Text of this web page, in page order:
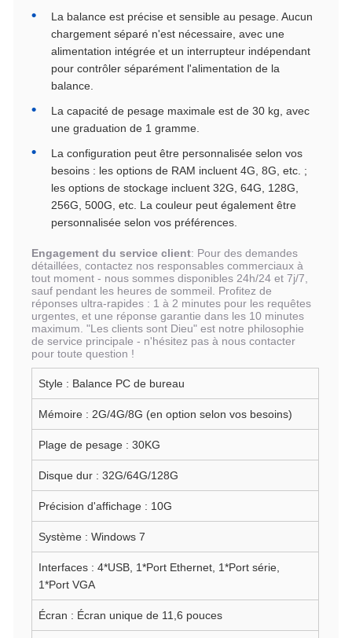
La balance est précise et sensible au pesage. Aucun
chargement séparé n'est nécessaire, avec une
alimentation intégrée et un interrupteur indépendant
pour contrôler séparément l'alimentation de la
balance.
La capacité de pesage maximale est de 30 kg, avec
une graduation de 1 gramme.
La configuration peut être personnalisée selon vos
besoins : les options de RAM incluent 4G, 8G, etc. ;
les options de stockage incluent 32G, 64G, 128G,
256G, 500G, etc. La couleur peut également être
personnalisée selon vos préférences.
Engagement du service client: Pour des demandes
détaillées, contactez nos responsables commerciaux à
tout moment - nous sommes disponibles 24h/24 et 7j/7,
sauf pendant les heures de sommeil. Profitez de
réponses ultra-rapides : 1 à 2 minutes pour les requêtes
urgentes, et une réponse garantie dans les 10 minutes
maximum. "Les clients sont Dieu" est notre philosophie
de service principale - n'hésitez pas à nous contacter
pour toute question !
Style : Balance PC de bureau
Mémoire : 2G/4G/8G (en option selon vos besoins)
Plage de pesage : 30KG
Disque dur : 32G/64G/128G
Précision d'affichage : 10G
Système : Windows 7
Interfaces : 4*USB, 1*Port Ethernet, 1*Port série,
1*Port VGA
Écran : Écran unique de 11,6 pouces